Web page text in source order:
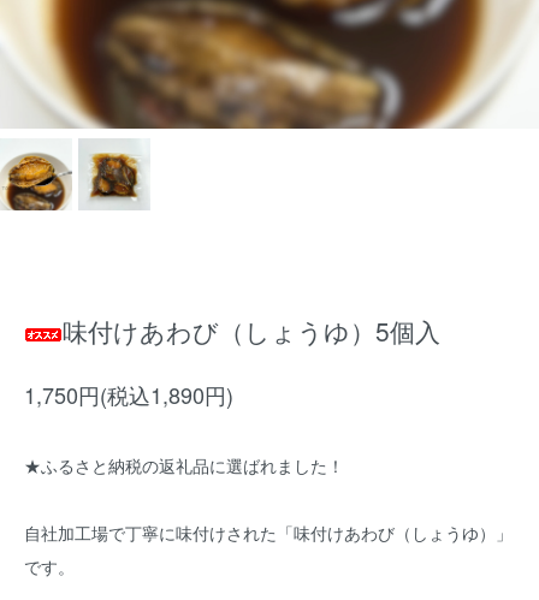
味付けあわび（しょうゆ）5個入
1,750円(税込1,890円)
★ふるさと納税の返礼品に選ばれました！
自社加工場で丁寧に味付けされた「味付けあわび（しょうゆ）」
です。